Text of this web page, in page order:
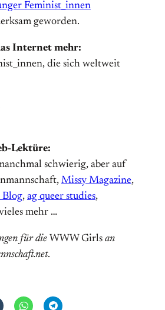
Feminist_innen
geworden.
Internet mehr:
die sich weltweit
Lektüre:
schwierig, aber auf
Missy Magazine,
Blog, ag queer studies,
mehr …
für die WWW Girls an
.